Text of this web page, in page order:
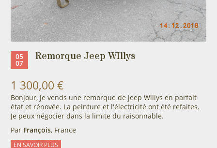
05
07 Remorque Jeep WIllys
1 300,00 €
Bonjour, Je vends une remorque de jeep Willys en parfait
état et rénovée. La peinture et l'électricité ont été refaites.
Je peux négocier dans la limite du raisonnable.
Par François, France
EN SAVOIR PLUS